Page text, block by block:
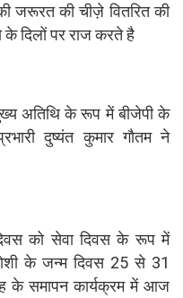
जरूरत की चीज़े वितरित की
के दिलों पर राज करते है
अतिथि के रूप में बीजेपी के
दुष्यंत कुमार गौतम ने
को सेवा दिवस के रूप में
के जन्म दिवस 25 से 31
के समापन कार्यक्रम में आज